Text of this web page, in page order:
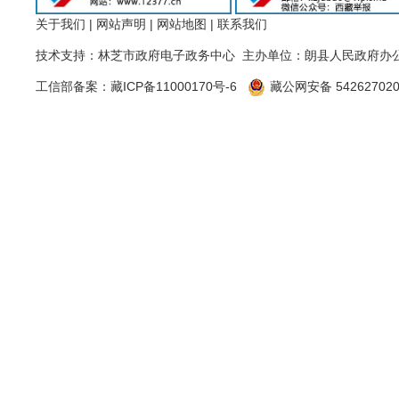
工作人员1
机制，充
关于我们 | 网站声明 | 网站地图 | 联系我们
技术支持：林芝市政府电子政务中心 主办单位：朗县人民政府办
工信部备案： 藏ICP备11000170号-6 藏公网安备